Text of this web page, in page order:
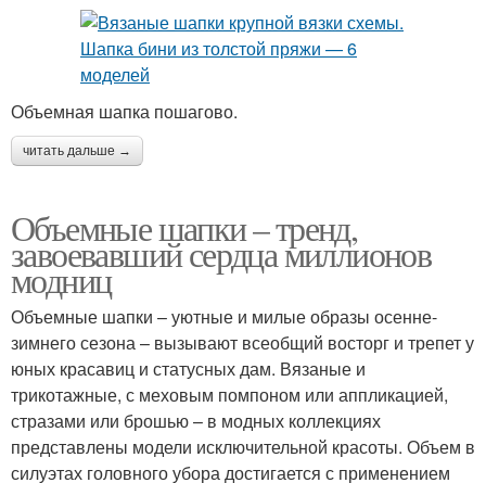
Объемная шапка пошагово.
читать дальше →
Объемные шапки – тренд,
завоевавший сердца миллионов
модниц
Объемные шапки – уютные и милые образы осенне-
зимнего сезона – вызывают всеобщий восторг и трепет у
юных красавиц и статусных дам. Вязаные и
трикотажные, с меховым помпоном или аппликацией,
стразами или брошью – в модных коллекциях
представлены модели исключительной красоты. Объем в
силуэтах головного убора достигается с применением